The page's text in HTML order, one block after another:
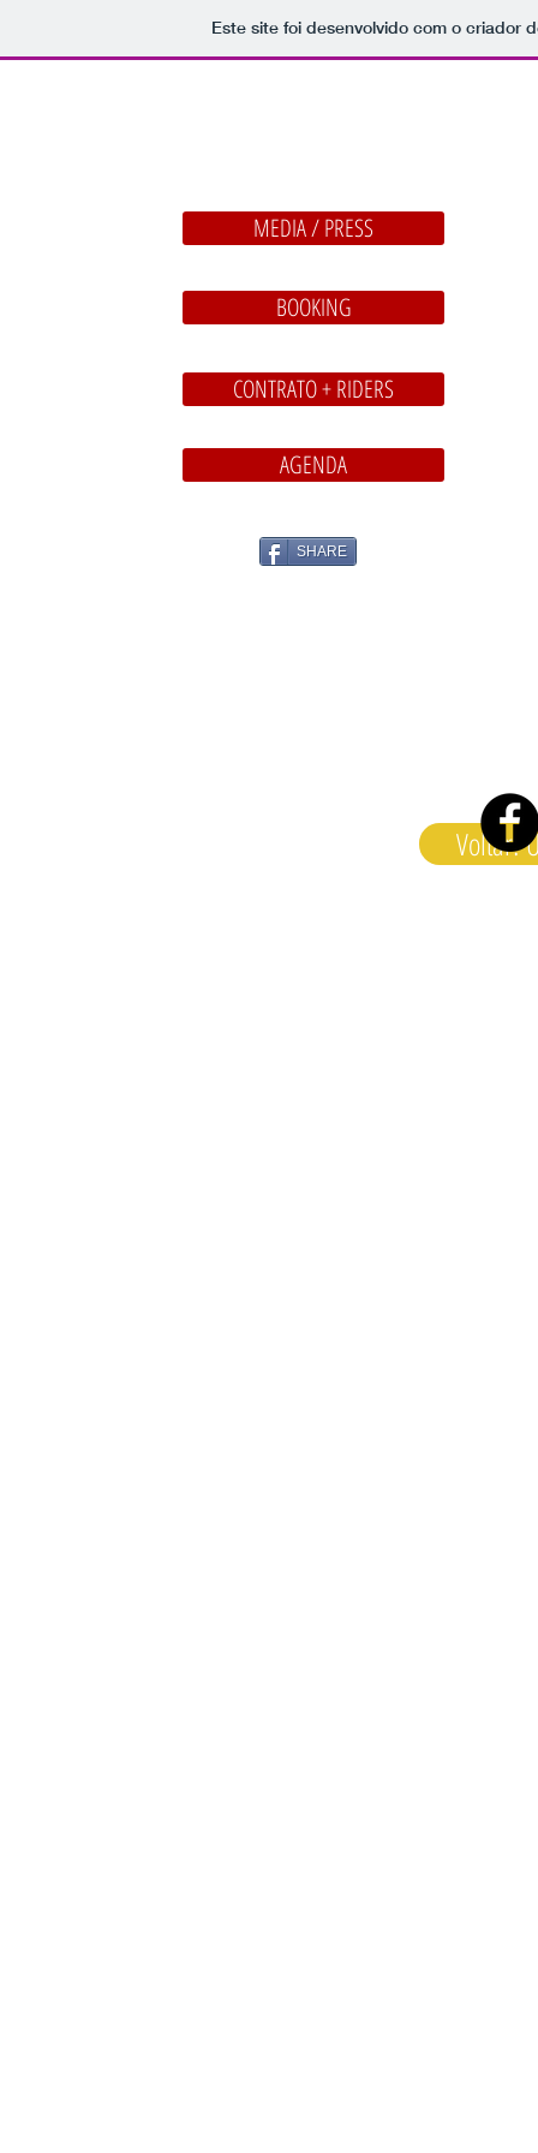
Este site foi desenvolvido com o criador
MEDIA / PRESS
BOOKING
CONTRATO + RIDERS
AGENDA
SHARE
Voltar!